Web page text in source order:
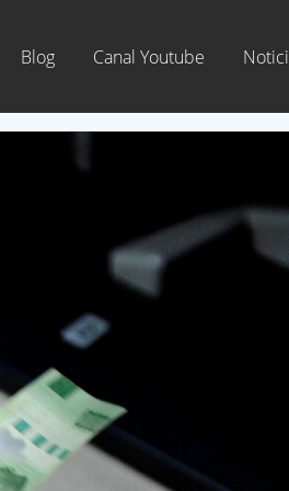
Blog Canal Youtube